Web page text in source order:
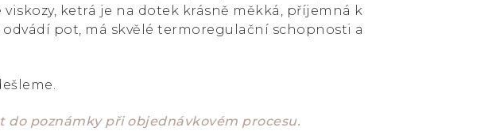
ketrá je na dotek krásně měkká, příjemná k
pot, má skvělé termoregulační schopnosti a
poznámky při objednávkovém procesu.